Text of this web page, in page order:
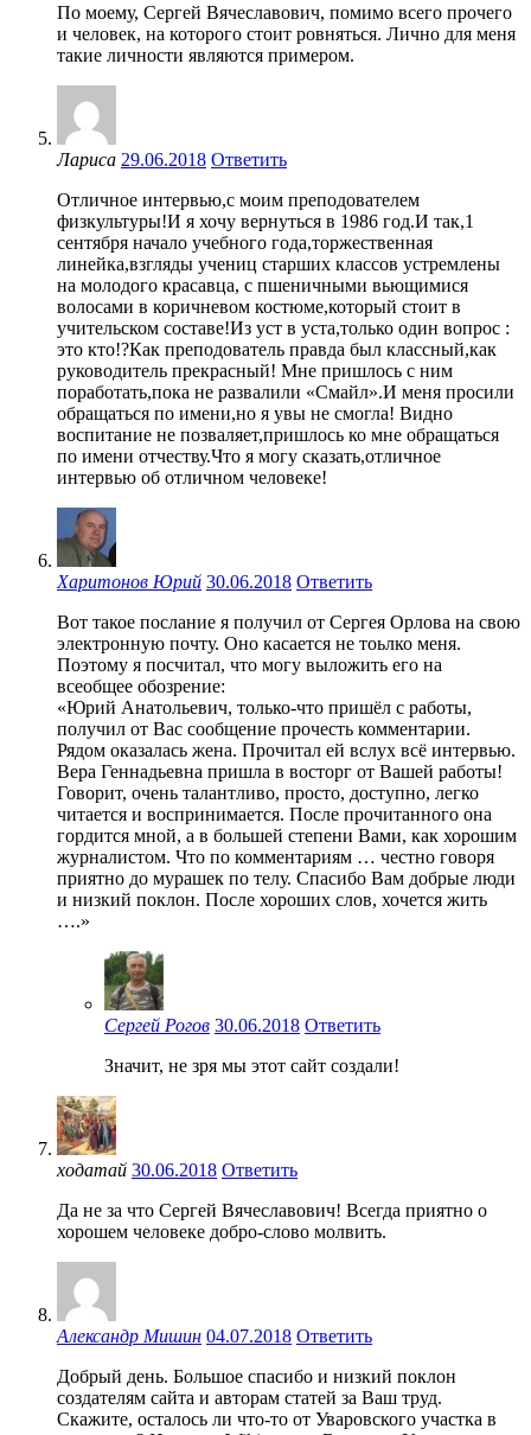
По моему, Сергей Вячеславович, помимо всего прочего
и человек, на которого стоит ровняться. Лично для меня
такие личности являются примером.
Лариса 29.06.2018 Ответить
Отличное интервью,с моим преподователем
физкультуры!И я хочу вернуться в 1986 год.И так,1
сентября начало учебного года,торжественная
линейка,взгляды учениц старших классов устремлены
на молодого красавца, с пшеничными вьющимися
волосами в коричневом костюме,который стоит в
учительском составе!Из уст в уста,только один вопрос :
это кто!?Как преподователь правда был классный,как
руководитель прекрасный! Мне пришлось с ним
поработать,пока не развалили «Смайл».И меня просили
обращаться по имени,но я увы не смогла! Видно
воспитание не позваляет,пришлось ко мне обращаться
по имени отчеству.Что я могу сказать,отличное
интервью об отличном человеке!
Харитонов Юрий 30.06.2018 Ответить
Вот такое послание я получил от Сергея Орлова на свою
электронную почту. Оно касается не тоьлко меня.
Поэтому я посчитал, что могу выложить его на
всеобщее обозрение:
«Юрий Анатольевич, только-что пришёл с работы,
получил от Вас сообщение прочесть комментарии.
Рядом оказалась жена. Прочитал ей вслух всё интервью.
Вера Геннадьевна пришла в восторг от Вашей работы!
Говорит, очень талантливо, просто, доступно, легко
читается и воспринимается. После прочитанного она
гордится мной, а в большей степени Вами, как хорошим
журналистом. Что по комментариям … честно говоря
приятно до мурашек по телу. Спасибо Вам добрые люди
и низкий поклон. После хороших слов, хочется жить
….»
Сергей Рогов 30.06.2018 Ответить
Значит, не зря мы этот сайт создали!
ходатай 30.06.2018 Ответить
Да не за что Сергей Вячеславович! Всегда приятно о
хорошем человеке добро-слово молвить.
Александр Мишин 04.07.2018 Ответить
Добрый день. Большое спасибо и низкий поклон
создателям сайта и авторам статей за Ваш труд.
Скажите, осталось ли что-то от Уваровского участка в